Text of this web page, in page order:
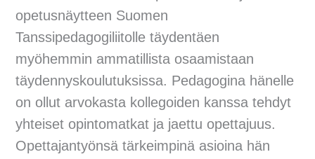
opetusnäytteen Suomen
Tanssipedagogiliitolle täydentäen
myöhemmin ammatillista osaamistaan
täydennyskoulutuksissa. Pedagogina hänelle
on ollut arvokasta kollegoiden kanssa tehdyt
yhteiset opintomatkat ja jaettu opettajuus.
Opettajantyönsä tärkeimpinä asioina hän